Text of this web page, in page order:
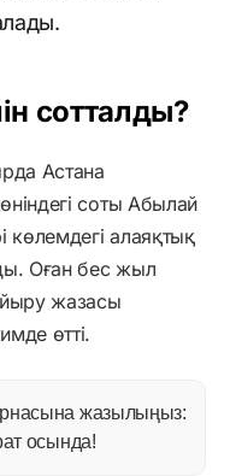
сотталды?
Астана
соты Абылай
көлемдегі алаяқтық
Оған бес жыл
жазасы
өтті.
жазылыңыз:
осында!